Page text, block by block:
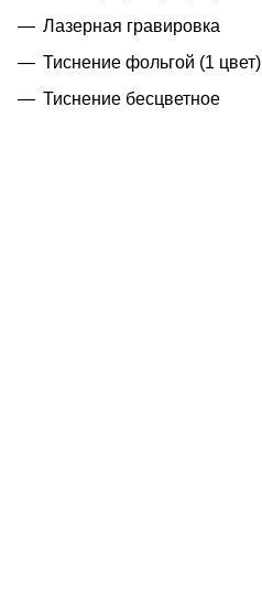
Лазерная гравировка
Тиснение фольгой (1 цвет)
Тиснение бесцветное